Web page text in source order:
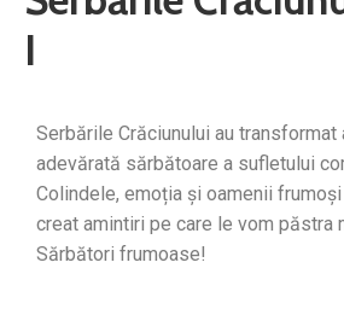
I
Serbările Crăciunului au
adevărată sărbătoare a sufletului
Colindele, emoția și oamenii
creat amintiri pe care le vom păstra
Sărbători frumoase!